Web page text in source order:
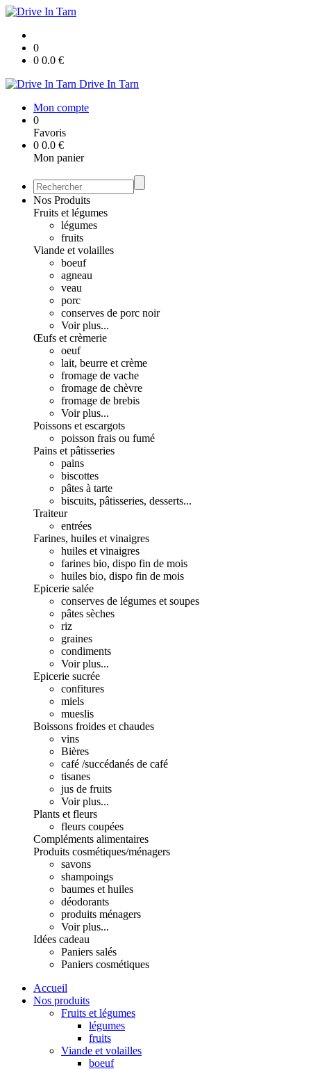
0
0 0.0 €
Drive In Tarn
Mon compte
0
Favoris
0 0.0 €
Mon panier
Nos Produits
Fruits et légumes
légumes
fruits
Viande et volailles
boeuf
agneau
veau
porc
conserves de porc noir
Voir plus...
Œufs et crèmerie
oeuf
lait, beurre et crème
fromage de vache
fromage de chèvre
fromage de brebis
Voir plus...
Poissons et escargots
poisson frais ou fumé
Pains et pâtisseries
pains
biscottes
pâtes à tarte
biscuits, pâtisseries, desserts...
Traiteur
entrées
Farines, huiles et vinaigres
huiles et vinaigres
farines bio, dispo fin de mois
huiles bio, dispo fin de mois
Epicerie salée
conserves de légumes et soupes
pâtes sèches
riz
graines
condiments
Voir plus...
Epicerie sucrée
confitures
miels
mueslis
Boissons froides et chaudes
vins
Bières
café /succédanés de café
tisanes
jus de fruits
Voir plus...
Plants et fleurs
fleurs coupées
Compléments alimentaires
Produits cosmétiques/ménagers
savons
shampoings
baumes et huiles
déodorants
produits ménagers
Voir plus...
Idées cadeau
Paniers salés
Paniers cosmétiques
Accueil
Nos produits
Fruits et légumes
légumes
fruits
Viande et volailles
boeuf